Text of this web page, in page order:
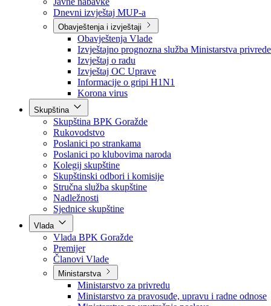
Konkursi i oglasi
Javni pozivi
Javne nabavke
Dnevni izvještaj MUP-a
Obavještenja i izvještaji
Obavještenja Vlade
Izvještajno prognozna služba Ministarstva privrede
Izvještaj o radu
Izvještaj OC Uprave
Informacije o gripi H1N1
Korona virus
Skupština
Skupština BPK Goražde
Rukovodstvo
Poslanici po strankama
Poslanici po klubovima naroda
Kolegij skupštine
Skupštinski odbori i komisije
Stručna služba skupštine
Nadležnosti
Sjednice skupštine
Vlada
Vlada BPK Goražde
Premijer
Članovi Vlade